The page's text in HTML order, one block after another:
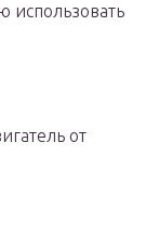
использовать
от